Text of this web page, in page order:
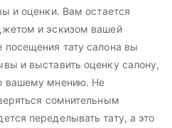
и оценки. Вам остается
и эскизом вашей
посещения тату салона вы
и выставить оценку салону,
вашему мнению. Не
сомнительным
переделывать тату, а это